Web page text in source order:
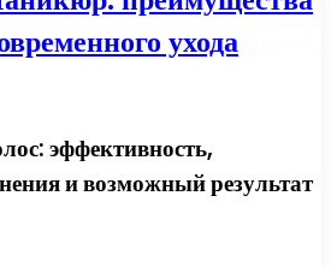
ухода
эффективность,
и возможный результат